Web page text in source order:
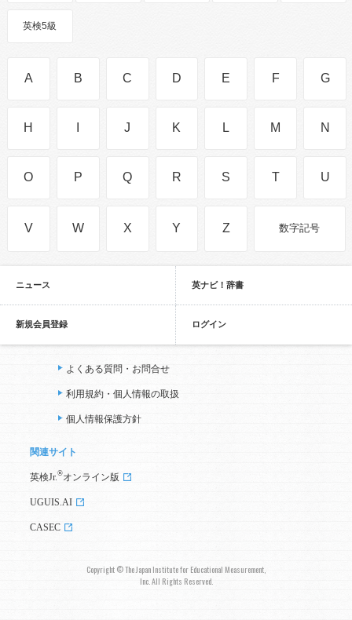
英検5級
A B C D E F G
H J K L M N
O P Q R S T U
V W X Y Z 数字記号
ニュース 英ナビ！辞書
新規会員登録 ログイン
よくある質問・お問合せ
利用規約・個人情報の取扱
個人情報保護方針
関連サイト
英検Jr. ®オンライン版
UGUIS.AI
CASEC
Copyright © The Japan Institute for Educational Measurement,
Inc. All Rights Reserved.